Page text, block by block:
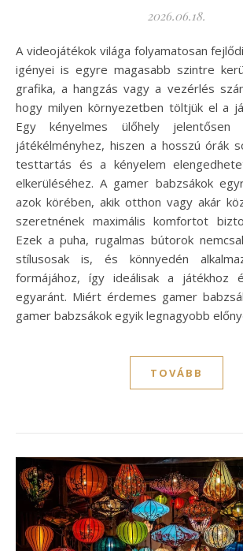
2026.06.18.
A videojátékok világa folyamatosan fejlődik, és a játékosok
igényei is egyre magasabb szintre
grafika, a hangzás vagy a vezérlés
hogy milyen környezetben töltjük el a
Egy kényelmes ülőhely jelentősen
játékélményhez, hiszen a hosszú órák
testtartás és a kényelem
elkerüléséhez. A gamer babzsákok
azok körében, akik otthon vagy akár
szeretnének maximális komfortot
Ezek a puha, rugalmas bútorok
stílusosak is, és könnyedén
formájához, így ideálisak a játékhoz
egyaránt. Miért érdemes gamer
gamer babzsákok egyik legnagyobb
TOVÁBB